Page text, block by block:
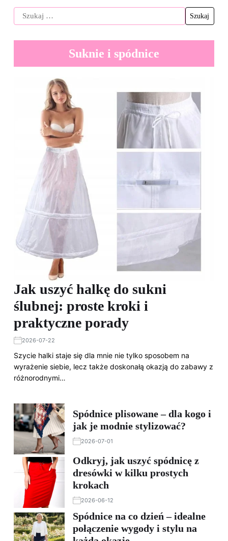
Suknie i spódnice
Jak uszyć halkę do sukni
ślubnej: proste kroki i
praktyczne porady
2026-07-22
Szycie halki staje się dla mnie nie tylko sposobem na
wyrażenie siebie, lecz także doskonałą okazją do zabawy z
różnorodnymi…
Spódnice plisowane – dla kogo i
jak je modnie stylizować?
2026-07-01
Odkryj, jak uszyć spódnicę z
dresówki w kilku prostych
krokach
2026-06-12
Spódnice na co dzień – idealne
połączenie wygody i stylu na